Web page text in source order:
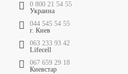
0 800 21 54 55
Украина
044 545 54 55
г. Киев
063 233 93 42
Lifecell
067 659 29 18
Киевстар